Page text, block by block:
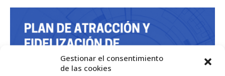
Gestionar el consentimiento
de las cookies